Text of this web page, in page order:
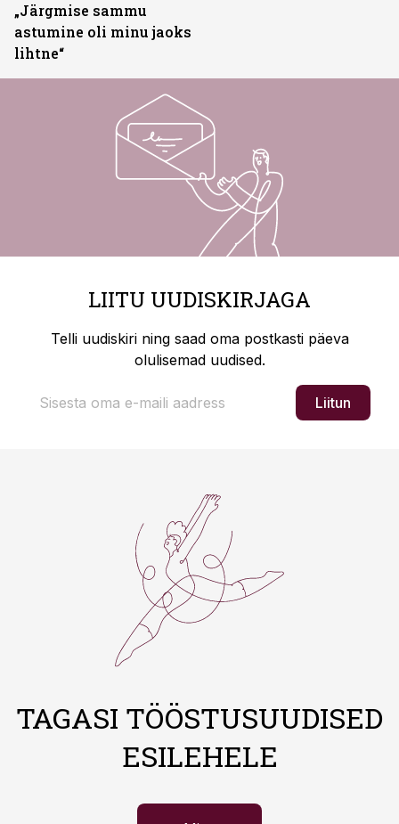
„Järgmise sammu
astumine oli minu jaoks
lihtne“
LIITU UUDISKIRJAGA
Telli uudiskiri ning saad oma postkasti päeva
olulisemad uudised.
Liitun
TAGASI TÖÖSTUSUUDISED
ESILEHELE